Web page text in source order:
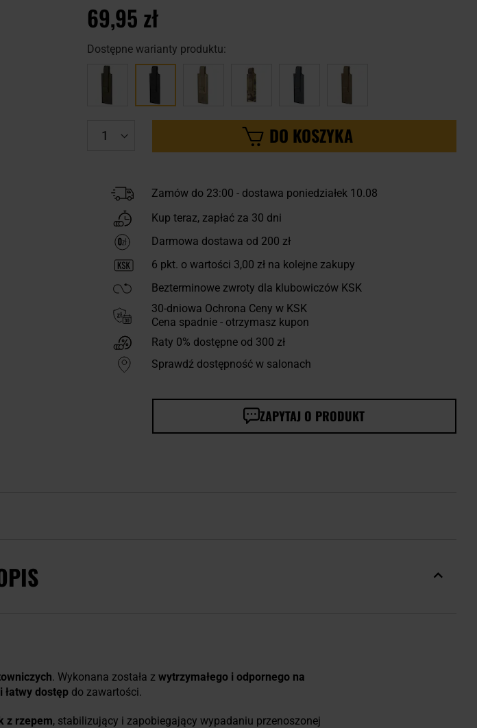
69,95 zł
Dostępne warianty produktu:
DO KOSZYKA
Zamów do 23:00 - dostawa poniedziałek 10.08
Kup teraz, zapłać za 30 dni
Darmowa dostawa od 200 zł
6 pkt. o wartości 3,00 złna kolejne zakupy
Bezterminowe zwroty dla klubowiczów KSK
30-dniowa Ochrona Ceny w KSK
Cena spadnie - otrzymasz kupon
Raty 0% dostępne od 300 zł
Sprawdź dostępność w salonach
ZAPYTAJ O PRODUKT
. Wykonana została z wytrzymałego i odpornego na
łatwy dostęp do zawartości.
z rzepem, stabilizujący i zapobiegający wypadaniu przenoszonej